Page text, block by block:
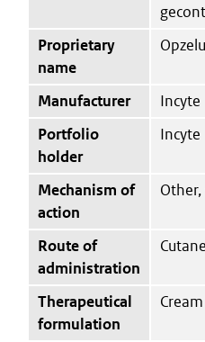
Proprietary
name
Manufacturer
Incyte
Portfolio
holder
Incyte
Mechanism of
action
Route of
administration
Therapeutical
formulation
Cream